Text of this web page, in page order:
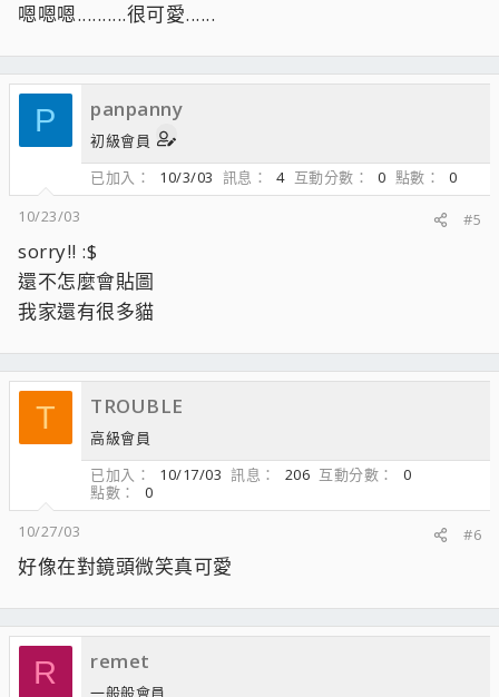
嗯嗯嗯..........很可愛......
P panpanny
初級會員
已加入
10/3/03 訊息 4 互動分數 0 點數
0
10/23/03
#5
sorry!! :$
還不怎麼會貼圖
我家還有很多貓
T TROUBLE
高級會員
已加入
10/17/03 訊息 206 互動分數
0
點數
0
10/27/03
#6
好像在對鏡頭微笑真可愛
R remet
一般般會員